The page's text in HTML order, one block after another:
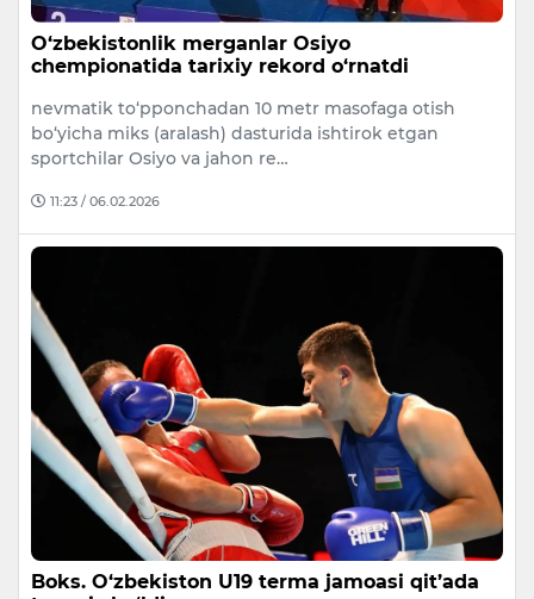
O‘zbekistonlik merganlar Osiyo
chempionatida tarixiy rekord o‘rnatdi
nevmatik to‘pponchadan 10 metr masofaga otish
bo‘yicha miks (aralash) dasturida ishtirok etgan
sportchilar Osiyo va jahon re…
11:23 / 06.02.2026
Boks. O‘zbekiston U19 terma jamoasi qit’ada